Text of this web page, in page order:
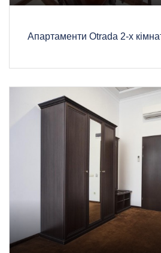
Апартаменти Otrada 2-х